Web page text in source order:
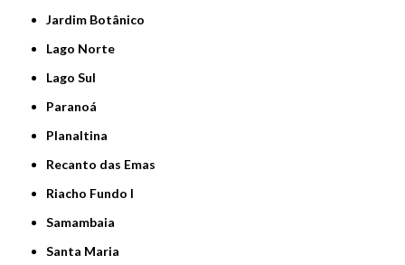
Jardim Botânico
Lago Norte
Lago Sul
Paranoá
Planaltina
Recanto das Emas
Riacho Fundo I
Samambaia
Santa Maria